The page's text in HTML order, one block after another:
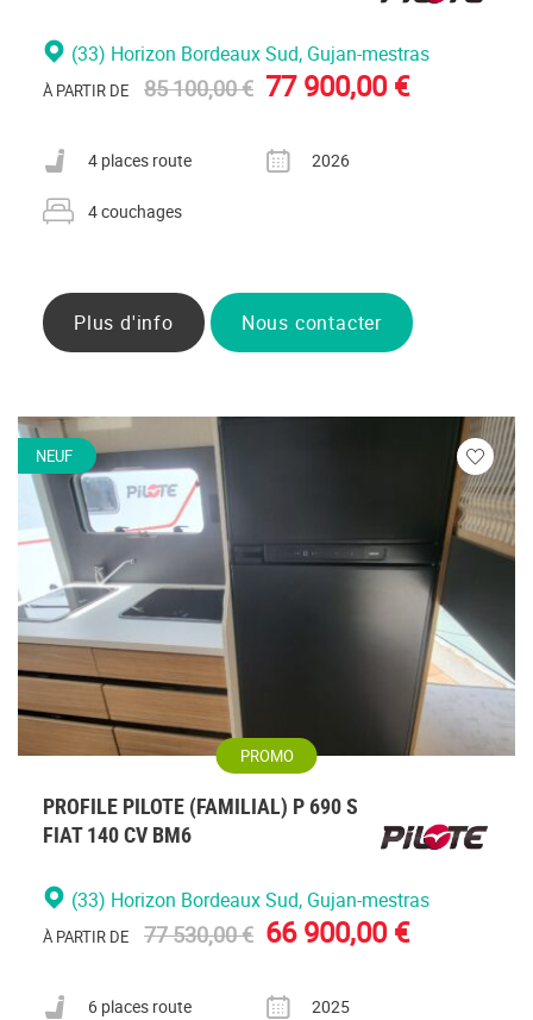
(33) Horizon Bordeaux Sud, Gujan-mestras
À PARTIR DE 85 100,00 € 77 900,00 €
Nombre de places carte grise
4 places route
Année
2026
Nombre de couchages
4 couchages
Plus d'info Nous contacter
NEUF
Veuillez
vous
PROMO
PROFILE PILOTE (FAMILIAL) P 690 S
FIAT 140 CV BM6
(33) Horizon Bordeaux Sud, Gujan-mestras
À PARTIR DE 77 530,00 € 66 900,00 €
Nombre de places carte grise
6 places route
Année
2025